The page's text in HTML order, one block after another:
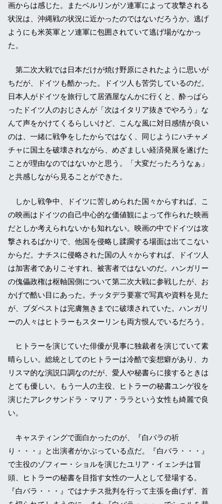
画からは感じた。またベルリンがソ連軍によって攻撃される
状況は、沖縄戦の状況に近かったのではないだろうか。逃げ
ようにも米英軍とソ連軍に包囲されていて逃げ場がなかっ
た。
第二次大戦では日本だけが焼け野原にされたように思いが
ちだが、ドイツも酷かった。ドイツ人も苦労しているのだ。
日本人がドイツを旅行して居酒屋なんかに行くと、酔っぱら
ったドイツ人のおじさんが「次はイタリア抜きでやろう」な
んて声をかけてくるらしいけど、こんな風に対日感情が良い
のは、一緒に戦争をしたからではなく、同じようにハチャメ
チャに国土を破壊されながら、めざましい経済発展を遂げた
ことが理由なのではないかと思う。「大変だったろうなぁ」
と共感しながら見ることができた。
しかし戦争中、ドイツに苦しめられた国々からすれば、こ
の映画はドイツの自己中心的な価値観によって作られた映画
だとしか考えられないかも知れない。映画の中でドイツは攻
撃されるばかりで、他国を侵略し蹂躙する場面は出てこない
からだ。ナチスに侵略された国の人々からすれば、ドイツ人
は加害者でありこそすれ、被害者ではないのだ。ハンガリー
の傀儡政権は枢軸国側について第二次大戦に参戦したが、お
かげで酷い目にあった。チッタデラ要塞で写真や資料を見た
が、ブダペストは完膚無きまでに破壊されていた。ハンガリ
ーの人々はヒトラーもスターリンも両方恨んでいるだろう。
ヒトラーを演じていた俳優が見事に独裁者を演じていて素
晴らしい。総統としてのヒトラーは冷酷で妄想癖があり、カ
リスマ的な演説口調なのだが、愛人や秘書らに接するときは
とても優しい。もう一人の主役、ヒトラーの秘書ユンゲ役を
演じたアレクサンドラ・マリア・ララという女性も綺麗で良
い。
キャスティングで面白かったのが、『白バラの祈
り・・・』と出演者がかぶっている点だ。『白バラ・・・』
で主役のゾフィー・ショルを演じたユリア・イェンチは冒
頭、ヒトラーの秘書を目指す女性の一人として登場する。
『白バラ・・・』ではナチス批判を行って主張を曲げず、首